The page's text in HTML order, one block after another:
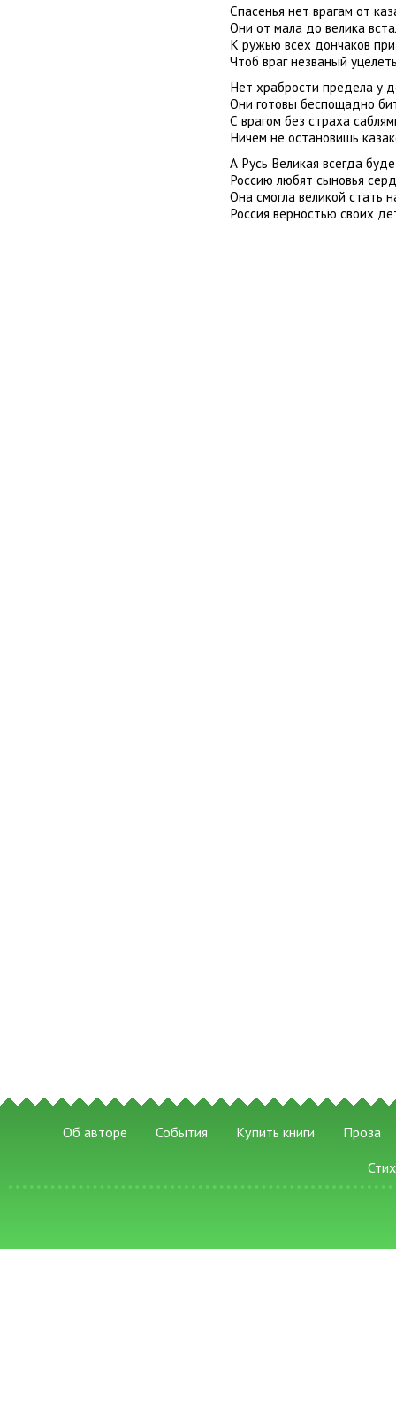
Спасенья нет врагам от
Они от мала до велика
К ружью всех дончаков
Чтоб враг незваный
Нет храбрости предела у
Они готовы беспощадно
С врагом без страха
Ничем не остановишь
А Русь Великая всегда
Россию любят сыновья
Она смогла великой стать
Россия верностью своих
Об авторе События Купить книги
Проза